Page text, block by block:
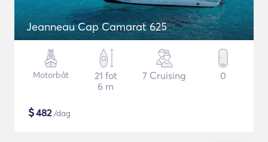
Jeanneau Cap Camarat 625
Motorbåt
21 fot
6 m
7 Cruising 0
$482/dag